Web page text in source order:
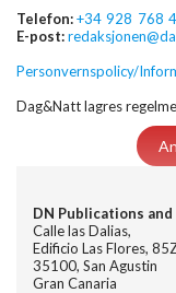
Telefon:+34 928 768
E-post:
Personvernspolicy/
Dag&Natt lagres
DN Publications
Calle las Dalias,
Edificio Las Flores,
35100, San Agustin
Gran Canaria